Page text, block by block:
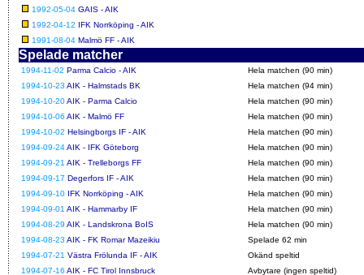
1992-05-04 GAIS - AIK
1992-04-12 IFK Norrköping - AIK
1991-08-04 Malmö FF - AIK
Spelade matcher
1994-11-02 Parma Calcio - AIK
Hela matchen (90 min)
1994-10-23 AIK - Halmstads BK
Hela matchen (94 min)
1994-10-20AIK - Parma Calcio
Hela matchen (90 min)
1994-10-06 AIK - Malmö FF
Hela matchen (90 min)
1994-10-02 Helsingborgs IF - AIK
Hela matchen (90 min)
1994-09-24AIK - IFK Göteborg
Hela matchen (90 min)
1994-09-21 AIK - Trelleborgs FF
Hela matchen (90 min)
1994-09-17 Degerfors IF - AIK
Hela matchen (90 min)
1994-09-10 IFK Norrköping - AIK
Hela matchen (90 min)
1994-09-01 AIK - Hammarby IF
Hela matchen (90 min)
1994-08-29 AIK - Landskrona BoIS
Hela matchen (90 min)
1994-08-23 AIK - FK Romar Mazeikiu
Spelade 62 min
1994-07-21 Västra Frölunda IF - AIK
Okänd speltid
1994-07-16 AIK - FC Tirol Innsbruck
Avbytare (ingen speltid)